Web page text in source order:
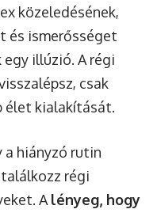
közeledésének,
és ismerősséget
egy illúzió. A régi
csak
élet kialakítását.
hiányzó rutin
régi
A lényeg, hogy